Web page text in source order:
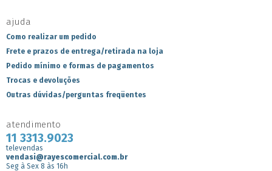
ajuda
Como realizar um pedido
Frete e prazos de entrega/retirada na loja
Pedido mínimo e formas de pagamentos
Trocas e devoluções
Outras dúvidas/perguntas freqüentes
atendimento
11 3313.9023
televendas
vendasi@rayescomercial.com.br
Seg à Sex 8 às 16h